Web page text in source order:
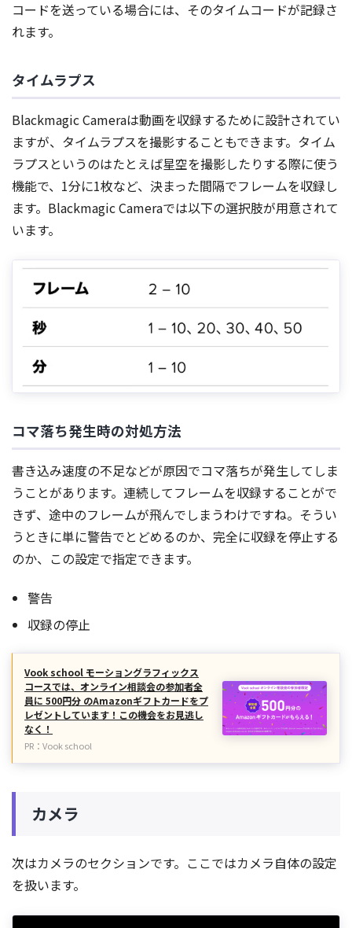
コードを送っている場合には、そのタイムコードが記録さ
れます。
タイムラプス
Blackmagic Cameraは動画を収録するために設計されてい
ますが、タイムラプスを撮影することもできます。タイム
ラプスというのはたとえば星空を撮影したりする際に使う
機能で、1分に1枚など、決まった間隔でフレームを収録し
ます。Blackmagic Cameraでは以下の選択肢が用意されて
います。
コマ落ち発生時の対処方法
書き込み速度の不足などが原因でコマ落ちが発生してしま
うことがあります。連続してフレームを収録することがで
きず、途中のフレームが飛んでしまうわけですね。そうい
うときに単に警告でとどめるのか、完全に収録を停止する
のか、この設定で指定できます。
警告
収録の停止
Vook school モーショングラフィックス
コースでは、オンライン相談会の参加者全
員に 500円分 のAmazonギフトカードをプ
レゼントしています！この機会をお見逃し
なく！
PR：Vook school
カメラ
次はカメラのセクションです。ここではカメラ自体の設定
を扱います。